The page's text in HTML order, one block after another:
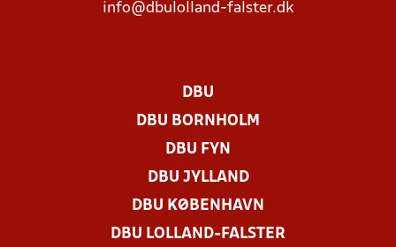
info@dbulolland-falster.dk
DBU
DBU BORNHOLM
DBU FYN
DBU JYLLAND
DBU KØBENHAVN
DBU LOLLAND-FALSTER